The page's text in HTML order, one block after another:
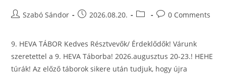
Szabó Sándor 2026.08.20. 0 Comments
9. HEVA TÁBOR Kedves Résztvevők/ Érdeklődők! Várunk
szeretettel a 9. HEVA Táborba! 2026.augusztus 20-23.! HEHE
túrák! Az előző táborok sikere után tudjuk, hogy újra